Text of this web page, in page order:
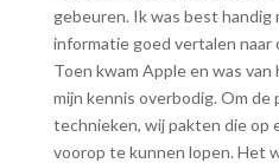
gebeuren. Ik was best handig
informatie goed vertalen naar
Toen kwam Apple en was
mijn kennis overbodig. Om de
technieken, wij pakten die op
voorop te kunnen lopen. Het